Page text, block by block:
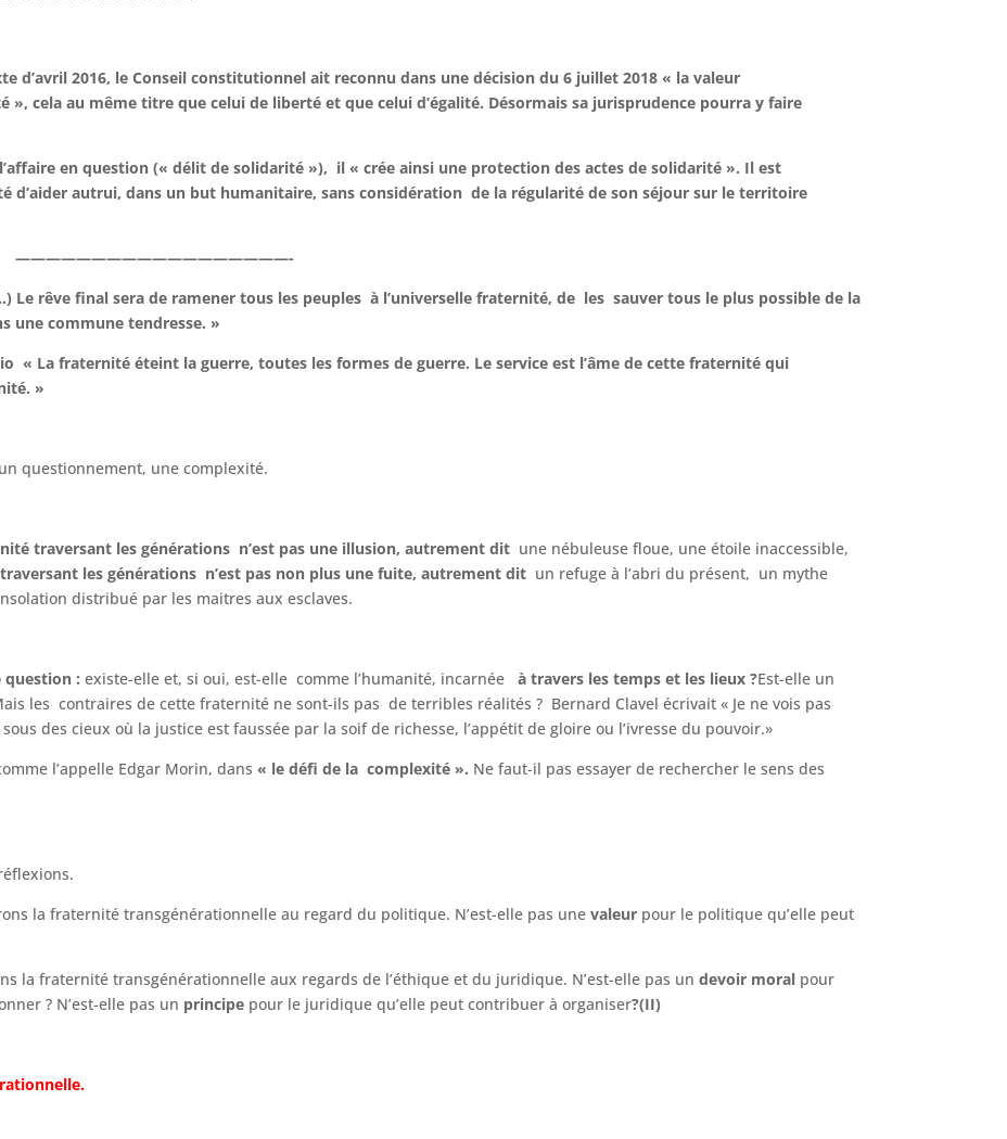
d’avril 2016, le Conseil constitutionnel ait reconnu dans une décision du 6 juillet 2018 « la valeur
cela au même titre que celui de liberté et que celui d’égalité. Désormais sa jurisprudence pourra y faire
en question (« délit de solidarité »), il « crée ainsi une protection des actes de solidarité ». Il est
d’aider autrui, dans un but humanitaire, sans considération de la régularité de son séjour sur le territoire
Le rêve final sera de ramener tous les peuples à l’universelle fraternité, de les sauver tous le plus possible de la
une commune tendresse. »
« La fraternité éteint la guerre, toutes les formes de guerre. Le service est l’âme de cette fraternité qui
»
questionnement, une complexité.
traversant les générations n’est pas une illusion, autrement dit une nébuleuse floue, une étoile inaccessible,
les générations n’est pas non plus une fuite, autrement dit un refuge à l’abri du présent, un mythe
distribué par les maitres aux esclaves.
question :existe-elle et, si oui, est-elle comme l’humanité, incarnée à travers les temps et les lieux ?Est-elle un
les contraires de cette fraternité ne sont-ils pas de terribles réalités ? Bernard Clavel écrivait « Je ne vois pas
des cieux où la justice est faussée par la soif de richesse, l’appétit de gloire ou l’ivresse du pouvoir.»
l’appelle Edgar Morin, dans « le défi de la complexité ». Ne faut-il pas essayer de rechercher le sens des
la fraternité transgénérationnelle au regard du politique. N’est-elle pas unevaleur pour le politique qu’elle peut
la fraternité transgénérationnelle aux regards de l’éthique et du juridique. N’est-elle pas undevoir moral pour
? N’est-elle pas un principe pour le juridique qu’elle peut contribuer à organiser?(II)